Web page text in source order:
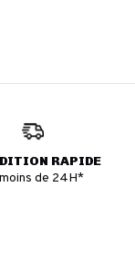
RAPIDE
de 24H*